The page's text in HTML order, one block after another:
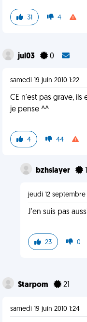
31 4
jul03 0
samedi 19 juin 2010 1:22
CE n'est pas grave,
je pense ^^
4 44
bzhslayer
jeudi 12 septembre
J'en suis pas
23 0
Starpom 21
samedi 19 juin 2010 1:24